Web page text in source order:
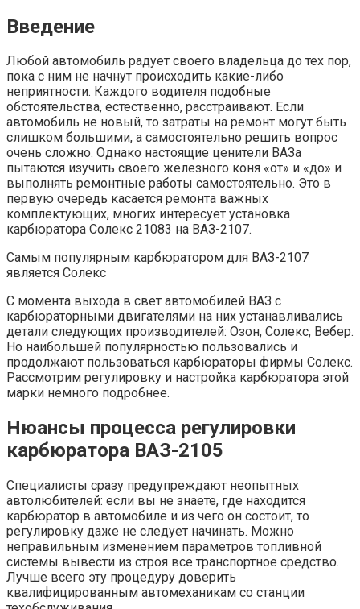
Введение
Любой автомобиль радует своего владельца до тех пор,
пока с ним не начнут происходить какие-либо
неприятности. Каждого водителя подобные
обстоятельства, естественно, расстраивают. Если
автомобиль не новый, то затраты на ремонт могут быть
слишком большими, а самостоятельно решить вопрос
очень сложно. Однако настоящие ценители ВАЗа
пытаются изучить своего железного коня «от» и «до» и
выполнять ремонтные работы самостоятельно. Это в
первую очередь касается ремонта важных
комплектующих, многих интересует установка
карбюратора Солекс 21083 на ВАЗ-2107.
Самым популярным карбюратором для ВАЗ-2107
является Солекс
С момента выхода в свет автомобилей ВАЗ с
карбюраторными двигателями на них устанавливались
детали следующих производителей: Озон, Солекс, Вебер.
Но наибольшей популярностью пользовались и
продолжают пользоваться карбюраторы фирмы Солекс.
Рассмотрим регулировку и настройка карбюратора этой
марки немного подробнее.
Нюансы процесса регулировки
карбюратора ВАЗ-2105
Специалисты сразу предупреждают неопытных
автолюбителей: если вы не знаете, где находится
карбюратор в автомобиле и из чего он состоит, то
регулировку даже не следует начинать. Можно
неправильным изменением параметров топливной
системы вывести из строя все транспортное средство.
Лучше всего эту процедуру доверить
квалифицированным автомеханикам со станции